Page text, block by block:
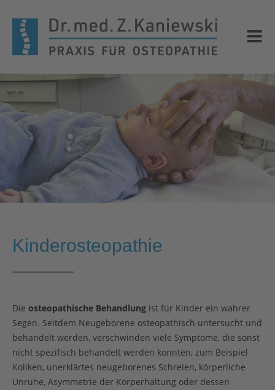
Kinderosteopathie
Die osteopathische Behandlung ist für Kinder ein wahrer
Segen. Seitdem Neugeborene osteopathisch untersucht und
behandelt werden, verschwinden viele Symptome, die sonst
nicht spezifisch behandelt werden konnten, zum Beispiel
Koliken, unerklärtes neugeborenes Schreien, körperliche
Unruhe, Asymmetrie der Körperhaltung oder dessen